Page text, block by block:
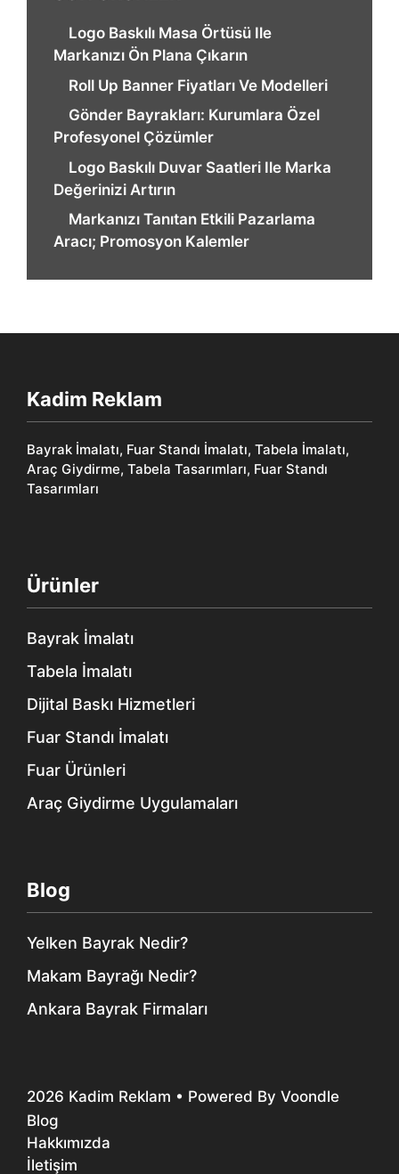
Logo Baskılı Masa Örtüsü Ile
Markanızı Ön Plana Çıkarın
Roll Up Banner Fiyatları Ve Modelleri
Gönder Bayrakları: Kurumlara Özel
Profesyonel Çözümler
Logo Baskılı Duvar Saatleri Ile Marka
Değerinizi Artırın
Markanızı Tanıtan Etkili Pazarlama
Aracı; Promosyon Kalemler
Kadim Reklam
Bayrak İmalatı, Fuar Standı İmalatı, Tabela İmalatı,
Araç Giydirme, Tabela Tasarımları, Fuar Standı
Tasarımları
Ürünler
Bayrak İmalatı
Tabela İmalatı
Dijital Baskı Hizmetleri
Fuar Standı İmalatı
Fuar Ürünleri
Araç Giydirme Uygulamaları
Blog
Yelken Bayrak Nedir?
Makam Bayrağı Nedir?
Ankara Bayrak Firmaları
2026 Kadim Reklam • Powered By Voondle
Blog
Hakkımızda
İletişim